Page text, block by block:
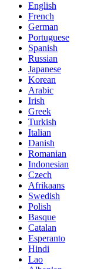
English
French
German
Portuguese
Spanish
Russian
Japanese
Korean
Arabic
Irish
Greek
Turkish
Italian
Danish
Romanian
Indonesian
Czech
Afrikaans
Swedish
Polish
Basque
Catalan
Esperanto
Hindi
Lao